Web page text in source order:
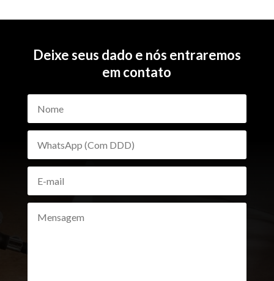
Deixe seus dado e nós entraremos
em contato